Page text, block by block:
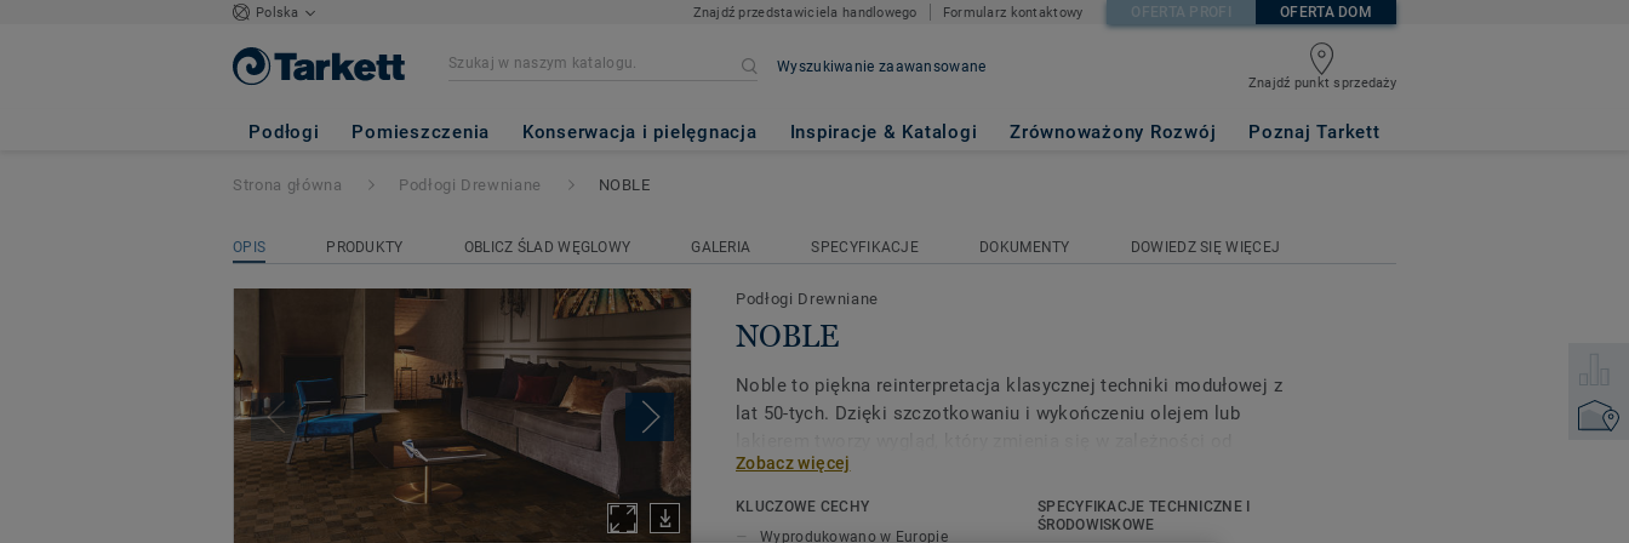
Polska Znajdź przedstawiciela handlowego Formularz kontaktowy OFERTA PROFI OFERTA DOM
Wyszukiwanie zaawansowane
Znajdź punkt sprzedaży
Podłogi Pomieszczenia Konserwacja i pielęgnacja Inspiracje & Katalogi Zrównoważony Rozwój Poznaj Tarkett
NOBLE
Strona główna Podłogi Drewniane NOBLE
OPIS PRODUKTY OBLICZ ŚLAD WĘGLOWY GALERIA SPECYFIKACJE DOKUMENTY DOWIEDZ SIĘ WIĘCEJ
Podłogi Drewniane
NOBLE
Noble to piękna reinterpretacja klasycznej techniki modułowej z
lat 50-tych. Dzięki szczotkowaniu i wykończeniu olejem lub
pozycji i perspektywy, gdy światło wpada do pokoju.
Naprzemienne kierunki słojów, niewielkie odchylenia i
niewspółosiowość nadają każdej desce blask wyjątkowości i
Zobacz więcej
KLUCZOWE CECHY
Wyprodukowano w Europie
SPECYFIKACJE TECHNICZNE I
ŚRODOWISKOWE